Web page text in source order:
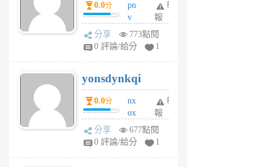
月
前
0.0分
pn
v
wt
sv
6
個
月
前
舉
報
分享
773點閱
0 評論/給分
1
yonsdynkqi
0.0分
nx
ox
rh
pe
舉
報
分享
677點閱
0 評論/給分
1